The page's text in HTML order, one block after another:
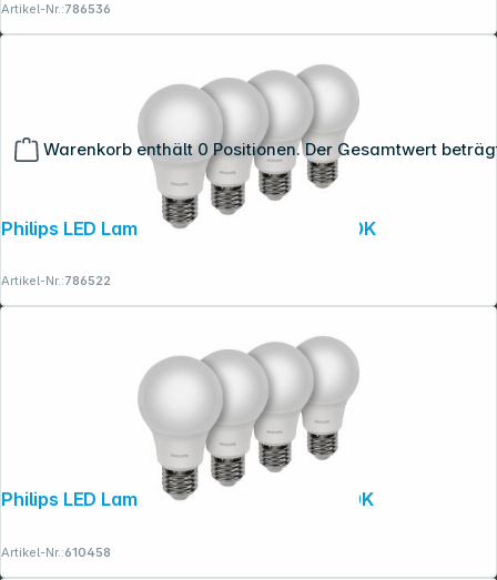
Warenkorb enthält 0 Positionen. Der Gesamtwert
Artikel-Nr.:786536
Philips LED Lampe E27 4er Set 60W 4000K
Artikel-Nr.:786522
Philips LED Lampe E27 4er Set 60W 2700K
Artikel-Nr.:610458
Copyright © 2001 - 2026 dexxIT. Alle Rechte vorbehalten.